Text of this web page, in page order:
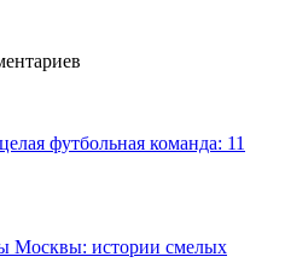
футбольная команда: 11
Москвы: истории смелых